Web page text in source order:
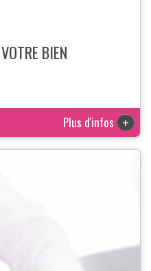
BIEN
Plus d'infos +